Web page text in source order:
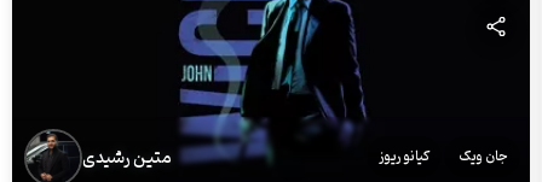
جان ویک کیانو ریوز متین رشیدی